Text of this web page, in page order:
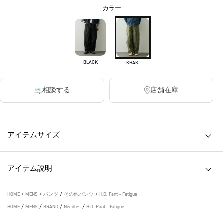
カラー
BLACK KHAKI
相談する 店舗在庫
アイテムサイズ
アイテム説明
HOME / MENS / パンツ / その他パンツ / H.D. Pant - Fatigue
HOME / MENS / BRAND / Needles / H.D. Pant - Fatigue